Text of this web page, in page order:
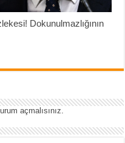
Dokunulmazlığının
açmalısınız.